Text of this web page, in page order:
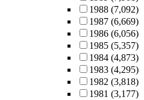
1988 (7,092)
1987 (6,669)
1986 (6,056)
1985 (5,357)
1984 (4,873)
1983 (4,295)
1982 (3,818)
1981 (3,177)